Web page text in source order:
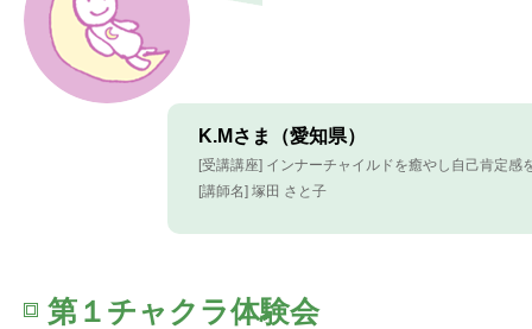
K.Mさま（愛知県）
[受講講座] インナーチャイルドを癒やし自己肯定感
[講師名] 塚田 さと子
第１チャクラ体験会